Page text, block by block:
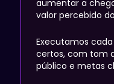
aumentar a
valor percebido
Executamos
certos, com tom
público e metas